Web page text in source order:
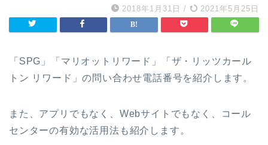
2018年1月31日 / 2021年5月25日
「SPG」「マリオットリワード」「ザ・リッツカール
トン リワード」の問い合わせ電話番号を紹介します。
また、アプリでもなく、Webサイトでもなく、コール
センターの有効な活用法も紹介します。